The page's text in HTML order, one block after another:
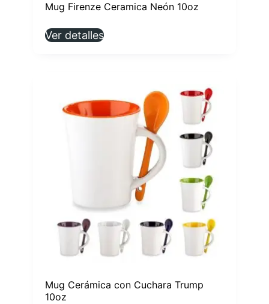
Mug Firenze Ceramica Neón 10oz
Ver detalles
Mug Cerámica con Cuchara Trump
10oz